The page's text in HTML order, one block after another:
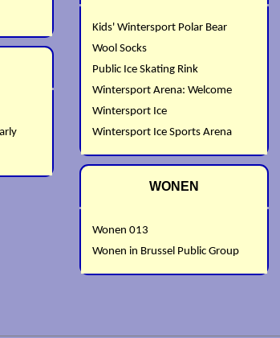
Kids' Wintersport Polar Bear
Wool Socks
Public Ice Skating Rink
Wintersport Arena: Welcome
Wintersport Ice
Wintersport Ice Sports Arena
WONEN
Wonen 013
Wonen in Brussel Public Group